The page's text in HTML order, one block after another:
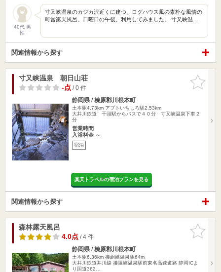
40代 男
性
寸又峡温泉のカジカ沢近くに建つ、ログハウス風の素朴な風情の
町営露天風呂。日曜日の午後、利用してみました。 寸又峡温…
関連情報から探す
お気に入
りに追加
寸又峡温泉 朝日山荘
-点/ 0 件
静岡県 / 榛原郡川根本町
土本駅4.73km アプトいちしろ駅2.53km
大井川鉄道 千頭駅からバスで４０分 寸又峡温泉下車２
分
営業時間
入浴料金 ～
宿泊
楽天トラベルの宿泊プランを見る
関連情報から探す
お気に入
りに追加
森林露天風呂
4.0点/ 4 件
静岡県 / 榛原郡川根本町
土本駅6.36km 接岨峡温泉駅64m
大井川鉄道井川線 接阻峡温泉駅前東名高速道路 静岡ICよ
り国道362…